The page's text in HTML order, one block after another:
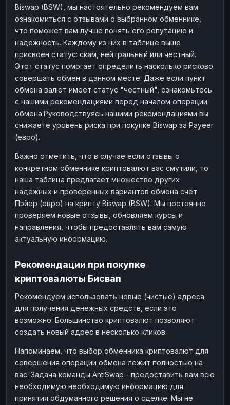
Biswap (BSW), мы настоятельно рекомендуем вам
ознакомиться с отзывами о выбранном обменнике,
что поможет вам лучше понять его репутацию и
надежность. Каждому из них в таблице выше
присвоен статус: скам, нейтральный или честный.
Этот статус помогает определить насколько рисково
совершать обмен в данном месте. Даже если пункт
обмена валют имеет статус "честный", ознакомьтесь
с нашими рекомендациями перед началом операции
обмена.Руководствуясь нашими рекомендациями вы
снижаете уровень риска при покупке Biswap за Payeer
(евро).
Важно отметить, что в случае если отзывы о
конкретном обменнике криптовалют вас смутили, то
наша таблица предлагает множество других
надежных и проверенных вариантов обмена счет
Пэйер (евро) на крипту Biswap (BSW). Мы постоянно
проверяем новые отзывы, обновляем курсы и
направления, чтобы предоставлять вам самую
актуальную информацию.
Рекомендации при покупке
криптовалюты Бисвап
Рекомендуем использовать новые (чистые) адреса
для получения денежных средств, если это
возможно. Большинство криптовалют позволяют
создать новый адрес в несколько кликов.
Напоминаем, что выбор обменника криптовалют для
совершения операции обмена лежит полностью на
вас. Задача команды AntiSwap - предоставить вам всю
необходимую необходимую информацию для
принятия обдуманного решения о сделке. Мы не